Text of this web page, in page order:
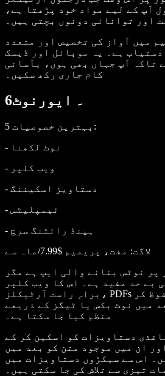
آپ کے لیے مواد خود پڑھتا ہے،
اور توانائی دونوں بچتی ہیں۔
میں آواز کی تخصیص اور متعدد
ہے۔ یہ موبائل اور ڈیسک
تاکہ آپ جہاں بھی ہوں، بآسانی
کام جاری رکھ سکیں۔
6۔ ایورنوٹ
5 بہترین خصوصیات :
- نوٹ لکھنا
- ویب کلپر
- دستاویز اسکیننگ
- ٹیمپلیٹس
- ہینڈ رائٹنگ سرچ
لاگت: مفت، پریمیم $7.99/ماہ سے
پر نوٹس بنانے والی ایپ ہے مگر
بے حد مفید ہے۔ اس کا ویب کلپر
براہِ راست آرٹیکلز، PDFs اور ویب پیجز محفوظ کر
میں نوٹ بکس یا ٹیگز کے ذریعے
منظم کیا جا سکتا ہے۔
دستاویزات کو اسکین کر کے
ان میں موجود متن کو بعد میں
اس سے سیکڑوں دستاویزات میں
تیزی سے تلاش کی جا سکتی ہیں۔